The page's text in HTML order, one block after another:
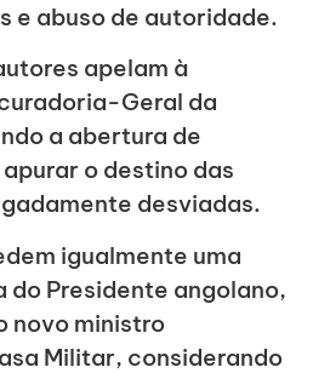
e abuso de autoridade.
apelam à
Geral da
a abertura de
o destino das
desviadas.
igualmente uma
Presidente angolano,
novo ministro
Militar, considerando